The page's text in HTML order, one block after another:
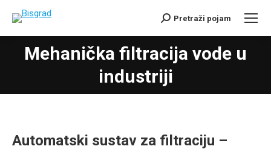
Search:Pretraži pojam
Mehanička filtracija vode u
industriji
Automatski sustav za filtraciju –